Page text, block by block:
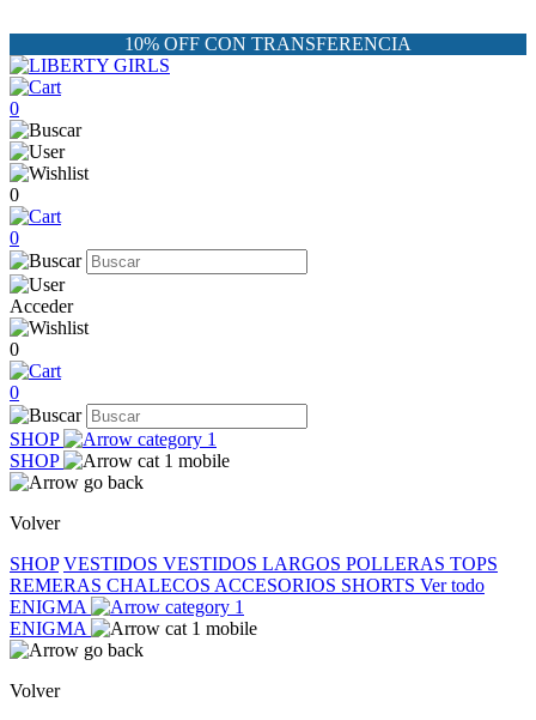
10% OFF CON TRANSFERENCIA
0
0
0
Acceder
0
0
SHOP
SHOP
Volver
SHOP VESTIDOS VESTIDOS LARGOS POLLERAS TOPS
REMERAS CHALECOS ACCESORIOS SHORTS Ver todo
ENIGMA
ENIGMA
Volver